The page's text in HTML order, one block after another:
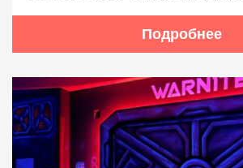
Подробнее